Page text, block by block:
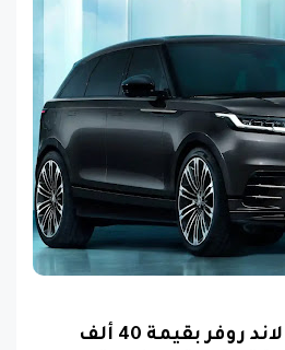
مسابقة ربح سيارة لاند روفر بقيمة 40 ألف